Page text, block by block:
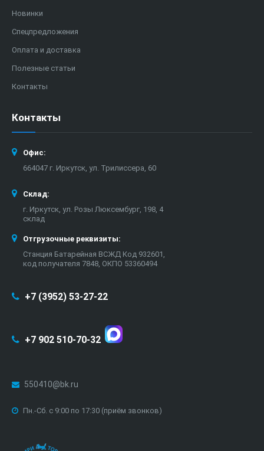
Новинки
Спецпредложения
Оплата и доставка
Полезные статьи
Контакты
Контакты
Офис:
664047 г. Иркутск, ул. Трилиссера, 60
Склад:
г. Иркутск, ул. Розы Люксембург, 198, 4
склад
Отгрузочные реквизиты:
Станция Батарейная ВСЖД Код 932601,
код получателя 7848, ОКПО 53360494
+7 (3952) 53-27-22
+7 902 510-70-32
550410@bk.ru
Пн.-Сб. с 9:00 по 17:30 (приём звонков)